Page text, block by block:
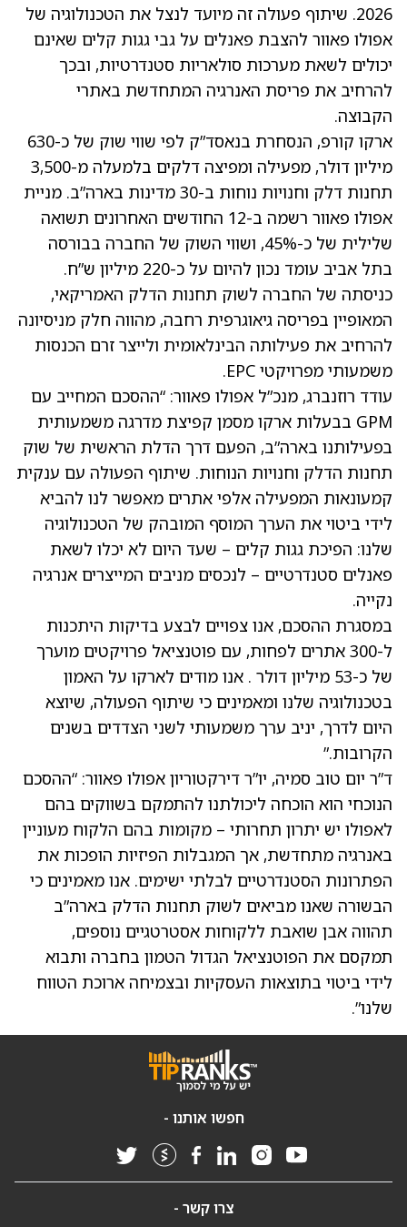
2026. שיתוף פעולה זה מיועד לנצל את הטכנולוגיה של
אפולו פאוור להצבת פאנלים על גבי גגות קלים שאינם
יכולים לשאת מערכות סולאריות סטנדרטיות, ובכך
להרחיב את פריסת האנרגיה המתחדשת באתרי
הקבוצה.
ארקו קורפ, הנסחרת בנאסד”ק לפי שווי שוק של כ-630
מיליון דולר, מפעילה ומפיצה דלקים בלמעלה מ-3,500
תחנות דלק וחנויות נוחות ב-30 מדינות בארה”ב. מניית
אפולו פאוור רשמה ב-12 החודשים האחרונים תשואה
שלילית של כ-45%, ושווי השוק של החברה בבורסה
בתל אביב עומד נכון להיום על כ-220 מיליון ש”ח.
כניסתה של החברה לשוק תחנות הדלק האמריקאי,
המאופיין בפריסה גיאוגרפית רחבה, מהווה חלק מניסיונה
להרחיב את פעילותה הבינלאומית ולייצר זרם הכנסות
משמעותי מפרויקטי EPC.
עודד רוזנברג, מנכ”ל אפולו פאוור: “ההסכם המחייב עם
GPM בבעלות ארקו מסמן קפיצת מדרגה משמעותית
בפעילותנו בארה”ב, הפעם דרך הדלת הראשית של שוק
תחנות הדלק וחנויות הנוחות. שיתוף הפעולה עם ענקית
קמעונאות המפעילה אלפי אתרים מאפשר לנו להביא
לידי ביטוי את הערך המוסף המובהק של הטכנולוגיה
שלנו: הפיכת גגות קלים – שעד היום לא יכלו לשאת
פאנלים סטנדרטיים – לנכסים מניבים המייצרים אנרגיה
נקייה.
במסגרת ההסכם, אנו צפויים לבצע בדיקות היתכנות
ל-300 אתרים לפחות, עם פוטנציאל פרויקטים מוערך
של כ-53 מיליון דולר . אנו מודים לארקו על האמון
בטכנולוגיה שלנו ומאמינים כי שיתוף הפעולה, שיוצא
היום לדרך, יניב ערך משמעותי לשני הצדדים בשנים
הקרובות.”
ד”ר יום טוב סמיה, יו”ר דירקטוריון אפולו פאוור: “ההסכם
הנוכחי הוא הוכחה ליכולתנו להתמקם בשווקים בהם
לאפולו יש יתרון תחרותי – מקומות בהם הלקוח מעוניין
באנרגיה מתחדשת, אך המגבלות הפיזיות הופכות את
הפתרונות הסטנדרטיים לבלתי ישימים. אנו מאמינים כי
הבשורה שאנו מביאים לשוק תחנות הדלק בארה”ב
תהווה אבן שואבת ללקוחות אסטרטגיים נוספים,
תמקסם את הפוטנציאל הגדול הטמון בחברה ותבוא
לידי ביטוי בתוצאות העסקיות ובצמיחה ארוכת הטווח
שלנו”.
חפשו אותנו -
צרו קשר -